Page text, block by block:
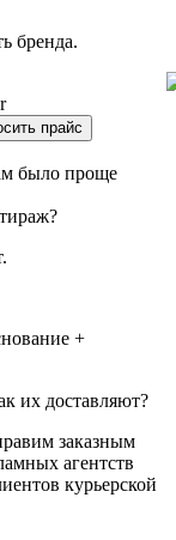
бренда.
прайс
было проще
+
их доставляют?
заказным
агентств
курьерской